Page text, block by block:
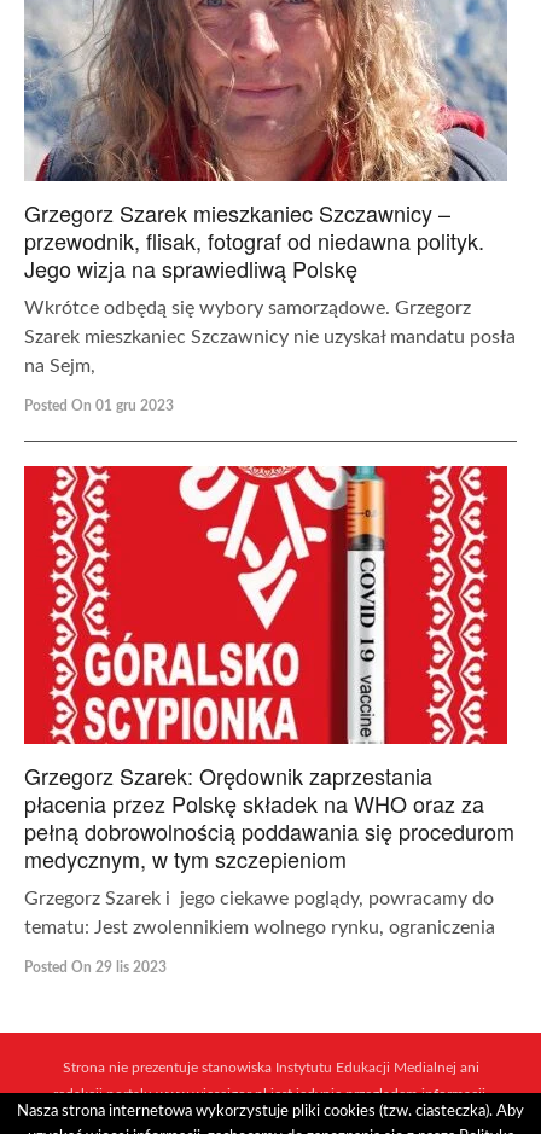
Grzegorz Szarek mieszkaniec Szczawnicy –
przewodnik, flisak, fotograf od niedawna polityk.
Jego wizja na sprawiedliwą Polskę
Wkrótce odbędą się wybory samorządowe. Grzegorz
Szarek mieszkaniec Szczawnicy nie uzyskał mandatu posła
na Sejm,
Posted On 01 gru 2023
Grzegorz Szarek: Orędownik zaprzestania
płacenia przez Polskę składek na WHO oraz za
pełną dobrowolnością poddawania się procedurom
medycznym, w tym szczepieniom
Grzegorz Szarek i jego ciekawe poglądy, powracamy do
tematu: Jest zwolennikiem wolnego rynku, ograniczenia
Posted On 29 lis 2023
Strona nie prezentuje stanowiska Instytutu Edukacji Medialnej ani
redakcji portalu www.wiescigor.pl jest jedynie przeglądem informacji,
które ukazują się w sieci mediów i niezależnych dziennikarzy.
Nasza strona internetowa wykorzystuje pliki cookies (tzw. ciasteczka). Aby